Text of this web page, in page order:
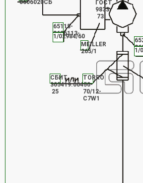
МЕILLЕR
265/1
8606020СБ
СБИТ
305419.004-
25
ТОRRО
50-
70/12-
С7W1
20
65115-
8606113-
01
ГОСТ
9833-
73
1/
1/02984/60